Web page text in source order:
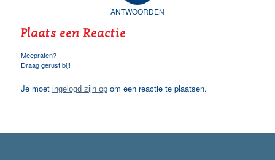
ANTWOORDEN
Plaats een Reactie
Meepraten?
Draag gerust bij!
Je moet ingelogd zijn opom een reactie te plaatsen.